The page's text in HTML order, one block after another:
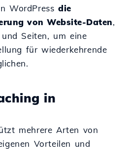
WordPressdie
von Website-Daten,
Seiten, um eine
für wiederkehrende
in
mehrere Arten von
Vorteilen und